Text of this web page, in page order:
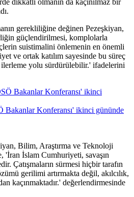
dikkatli olmanın da kaçınılmaz bir
gerekliliğine değinen Pezeşkiyan,
güçlendirilmesi, komplolarla
suistimalini önlemenin en önemli
ve ortak katılım sayesinde bu süreç
yolu sürdürülebilir.' ifadelerini
Bakanlar Konferansı' ikinci gününde
Bilim, Araştırma ve Teknoloji
'İran İslam Cumhuriyeti, savaşın
Çatışmaların sürmesi hiçbir tarafın
gerilimi artırmakta değil, akılcılık,
kaçınmaktadır.' değerlendirmesinde